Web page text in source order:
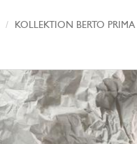
KOLLEKTION BERTO PRIMA